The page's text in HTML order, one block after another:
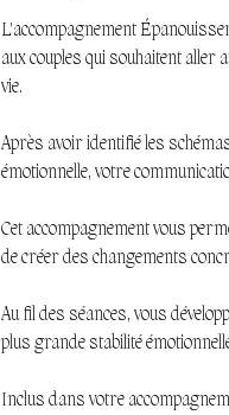
L'accompagnement
aux couples qui souhaitent aller
vie.
Après avoir identifié les
émotionnelle, votre
Cet accompagnement vous
de créer des changements
Au fil des séances, vous
plus grande stabilité
Inclus dans votre